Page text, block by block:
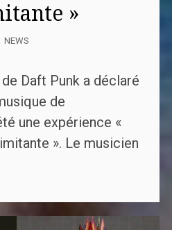
»
NEWS
Daft Punk a déclaré
de
une expérience «
». Le musicien